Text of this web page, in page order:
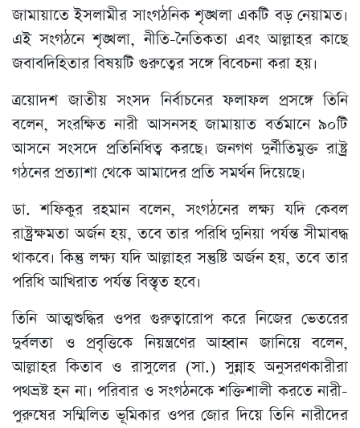
জামায়াতে ইসলামীর সাংগঠনিক শৃঙ্খলা একটি বড় নেয়ামত।
এই সংগঠনে শৃঙ্খলা, নীতি-নৈতিকতা এবং আল্লাহর কাছে
জবাবদিহিতার বিষয়টি গুরুত্বের সঙ্গে বিবেচনা করা হয়।
ত্রয়োদশ জাতীয় সংসদ নির্বাচনের ফলাফল প্রসঙ্গে তিনি
বলেন, সংরক্ষিত নারী আসনসহ জামায়াত বর্তমানে ৯০টি
আসনে সংসদে প্রতিনিধিত্ব করছে। জনগণ দুর্নীতিমুক্ত রাষ্ট্র
গঠনের প্রত্যাশা থেকে আমাদের প্রতি সমর্থন দিয়েছে।
ডা. শফিকুর রহমান বলেন, সংগঠনের লক্ষ্য যদি কেবল
রাষ্ট্রক্ষমতা অর্জন হয়, তবে তার পরিধি দুনিয়া পর্যন্ত সীমাবদ্ধ
থাকবে। কিন্তু লক্ষ্য যদি আল্লাহর সন্তুষ্টি অর্জন হয়, তবে তার
পরিধি আখিরাত পর্যন্ত বিস্তৃত হবে।
তিনি আত্মশুদ্ধির ওপর গুরুত্বারোপ করে নিজের ভেতরের
দুর্বলতা ও প্রবৃত্তিকে নিয়ন্ত্রণের আহ্বান জানিয়ে বলেন,
আল্লাহর কিতাব ও রাসুলের (সা.) সুন্নাহ অনুসরণকারীরা
পথভ্রষ্ট হন না। পরিবার ও সংগঠনকে শক্তিশালী করতে নারী-
পুরুষের সম্মিলিত ভূমিকার ওপর জোর দিয়ে তিনি নারীদের